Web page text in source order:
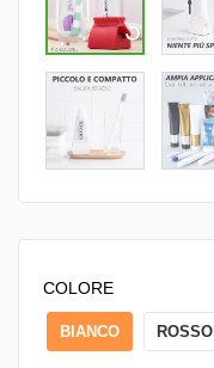
COLORE
BIANCO ROSSO